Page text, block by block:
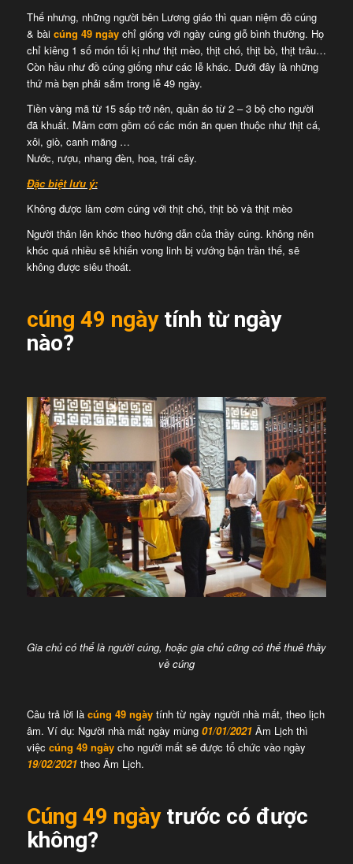
Thế nhưng, những người bên Lương giáo thì quan niệm đồ cúng
& bài cúng 49 ngày chỉ giống với ngày cúng giỗ bình thường. Họ
chỉ kiêng 1 số món tối kị như thịt mèo, thịt chó, thịt bò, thịt trâu…
Còn hầu như đồ cúng giống như các lễ khác. Dưới đây là những
thứ mà bạn phải sắm trong lễ 49 ngày.
Tiền vàng mã từ 15 sấp trở nên, quần áo từ 2 – 3 bộ cho người
đã khuất. Mâm cơm gồm có các món ăn quen thuộc như thịt cá,
xôi, giò, canh măng …
Nước, rượu, nhang đèn, hoa, trái cây.
Đặc biệt lưu ý:
Không được làm cơm cúng với thịt chó, thịt bò và thịt mèo
Người thân lên khóc theo hướng dẫn của thầy cúng. không nên
khóc quá nhiều sẽ khiến vong linh bị vướng bận trần thế, sẽ
không được siêu thoát.
cúng 49 ngày tính từ ngày
nào?
Gia chủ có thể là người cúng, hoặc gia chủ cũng có thể thuê thầy
về cúng
Câu trả lời là cúng 49 ngày tính từ ngày người nhà mất, theo lịch
âm. Ví dụ: Người nhà mất ngày mùng 01/01/2021 Âm Lịch thì
việc cúng 49 ngày cho người mất sẽ được tổ chức vào ngày
19/02/2021theo Âm Lịch.
Cúng 49 ngày trước có được
không?